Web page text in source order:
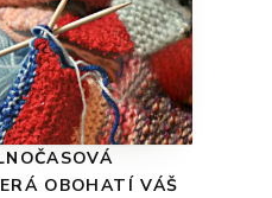
OBOHATÍ VÁŠ